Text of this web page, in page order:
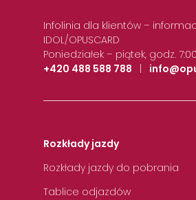
Infolinia dla klientów –
IDOL/OPUSCARD
Poniedziałek – piątek, godz.
+420 488 588 788
|
Rozkłady jazdy
Rozkłady jazdy do pobrania
Tablice odjazdów